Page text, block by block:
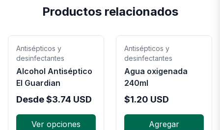
Productos relacionados
Antisépticos y
desinfectantes
Alcohol Antiséptico
El Guardian
Desde$3.74 USD
Ver opciones
Antisépticos y
desinfectantes
Agua oxigenada
240ml
$1.20 USD
Agregar